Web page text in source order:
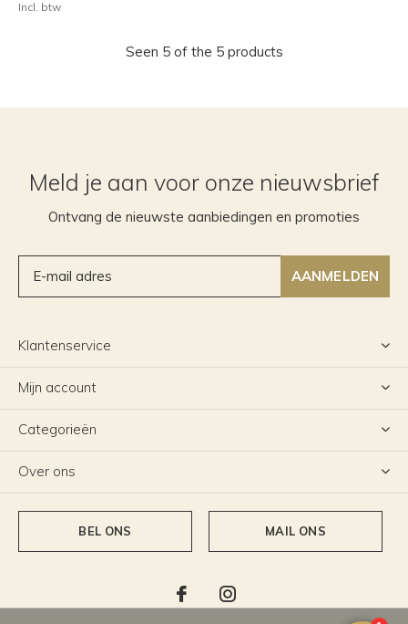
Incl. btw
Seen 5 of the 5 products
Meld je aan voor onze nieuwsbrief
Ontvang de nieuwste aanbiedingen en promoties
AANMELDEN
Klantenservice
Mijn account
Categorieën
Over ons
BEL ONS MAIL ONS